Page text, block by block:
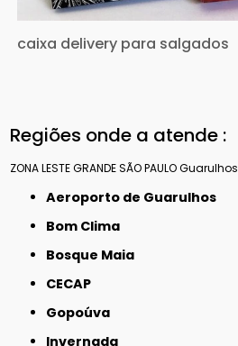
caixa delivery para salgados
Regiões onde a atende :
ZONA LESTEGRANDE SÃO PAULOGuarulhos
Aeroporto de Guarulhos
Bom Clima
Bosque Maia
CECAP
Gopoúva
Invernada